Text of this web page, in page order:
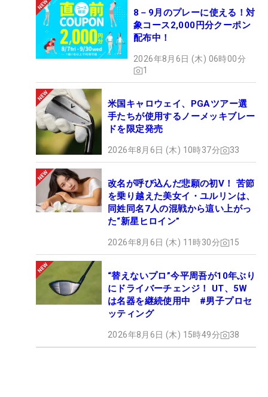
8－9月のプレーに使える！対
象コース2,000円分クーポン
配布中！
2026年8月6日 (木) 06時00分
1
米国キャロウェイ、PGAツアー選
手たちが使用するノーメッキブレー
ドを限定発売
2026年8月6日 (木) 10時37分 33
改名が呼び込んだ悲願の初V！ 苦節
を乗り越えた美女イ・ユルリンは、
同姓同名7人の混戦から這い上がっ
た“新星ヒロイン”
2026年8月6日 (木) 11時30分 15
“替えないプロ”今平周吾が10年ぶり
にドライバーチェンジ！ UT、5W
は名器を継続使用中 #男子プロセ
ッティング
2026年8月6日 (木) 15時49分 38